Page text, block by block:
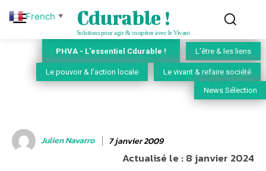
Cdurable !
Solutions pour agir & coopérer avec le Vivant
PHVA - L'essentiel Cdurable ! L'être & les liens
Le pouvoir & l'action locale Le vivant & refaire société
News Sélection
Julien Navarro 7 janvier 2009
Actualisé le :8 janvier 2024
French ▼